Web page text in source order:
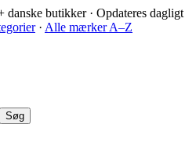
butikker · Opdateres dagligt
· Alle mærker A–Z
Søg